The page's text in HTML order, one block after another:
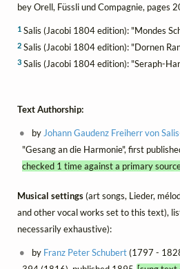
bey Orell, Füssli und Compagnie, pages
1 Salis (Jacobi 1804 edition): "Mondes
2 Salis (Jacobi 1804 edition): "Dornen
3 Salis (Jacobi 1804 edition): "Seraph-
Text Authorship:
byJohann Gaudenz Freiherr von
"Gesang an die Harmonie", first
checked 1 time against a primary
Musical settings(art songs, Lieder,
and other vocal works set to this text),
necessarily exhaustive):
by Franz Peter Schubert(1797 -